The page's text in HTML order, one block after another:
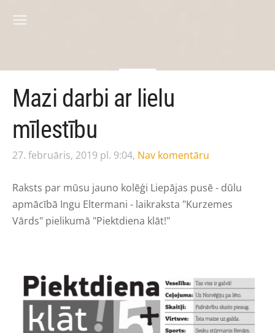
Mazi darbi ar lielu
mīlestību
27. februāris, 2019 pl. 9:04, Nav komentāru
Raksts par mūsu jauno kolēģi Liepājas pusē - dūlu
apmācībā Ingu Eltermani - laikraksta "Kurzemes
Vārds" pielikumā "Piektdiena klāt!"